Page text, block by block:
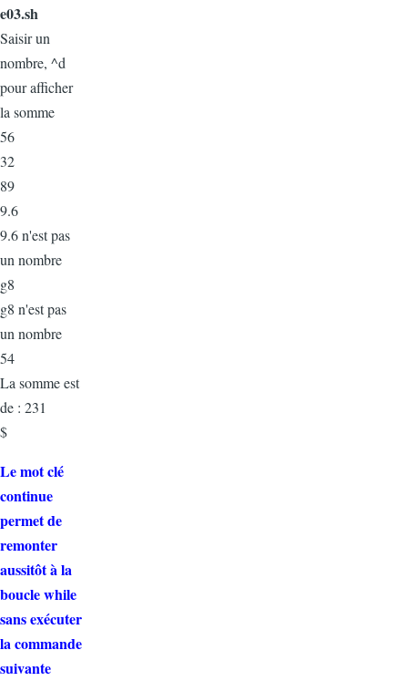
e03.sh
Saisir un
nombre, ^d
pour afficher
la somme
56
32
89
9.6
9.6 n'est pas
un nombre
g8
g8 n'est pas
un nombre
54
La somme est
de : 231
$
Le mot clé
continue
permet de
remonter
aussitôt à la
boucle while
sans exécuter
la commande
suivante